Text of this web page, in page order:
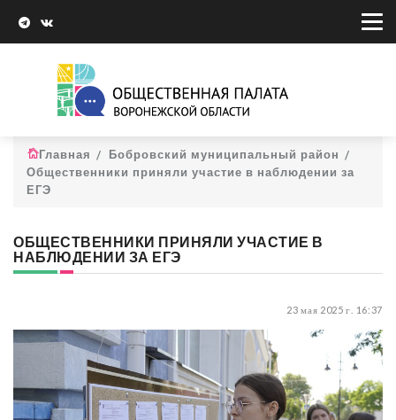
Главная
Бобровский муниципальный район
Общественники приняли участие в наблюдении за
ЕГЭ
ОБЩЕСТВЕННИКИ ПРИНЯЛИ УЧАСТИЕ В
НАБЛЮДЕНИИ ЗА ЕГЭ
23 мая 2025 г. 16:37